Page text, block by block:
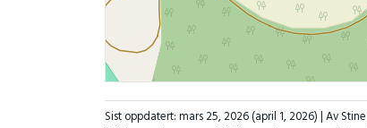
Sist oppdatert:mars 25, 2026(april 1, 2026)| Av